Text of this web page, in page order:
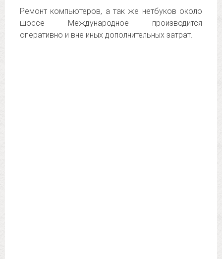
Ремонт компьютеров, а так же нетбуков около
шоссе Международное производится
оперативно и вне иных дополнительных затрат.